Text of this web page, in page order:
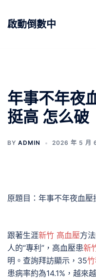
啟動倒數中
年事不年夜
挺高 怎么破
BY ADMIN 2026 年 5 月
原題目：年事不年夜血壓
跟著生涯新竹 高血壓方
人的“專利”，高血壓患新
明。查詢拜訪顯示，35
患病率約為14.1%，越來